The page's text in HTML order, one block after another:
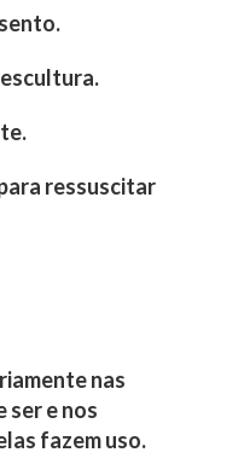
ressuscitar
nas
ser e nos
fazem uso.